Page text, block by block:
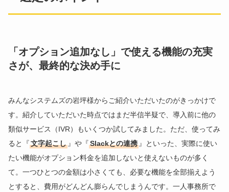
「オプション追加なし」で使える機能の充実
さが、最終的な決め手に
みんなシステムズの岩坪様からご紹介いただいたのがきっかけで
す。紹介していただいた時点ではまだ半信半疑で、導入前に他の
類似サービス（IVR）もいくつか試してみました。ただ、使ってみ
ると『文字起こし 』や『Slackとの連携 』といった、実際に使い
たい機能がオプション料金を追加しないと使えないものが多く
て。一つひとつの金額は小さくても、必要な機能を全部揃えよう
とすると、費用がどんどん膨らんでしまうんです。一人事務所で